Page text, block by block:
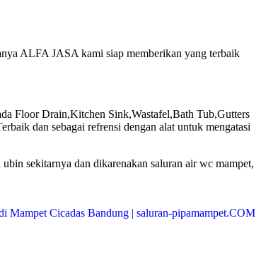
ALFA JASA kami siap memberikan yang terbaik
Floor Drain,Kitchen Sink,Wastafel,Bath Tub,Gutters
dan sebagai refrensi dengan alat untuk mengatasi
sekitarnya dan dikarenakan saluran air wc mampet,